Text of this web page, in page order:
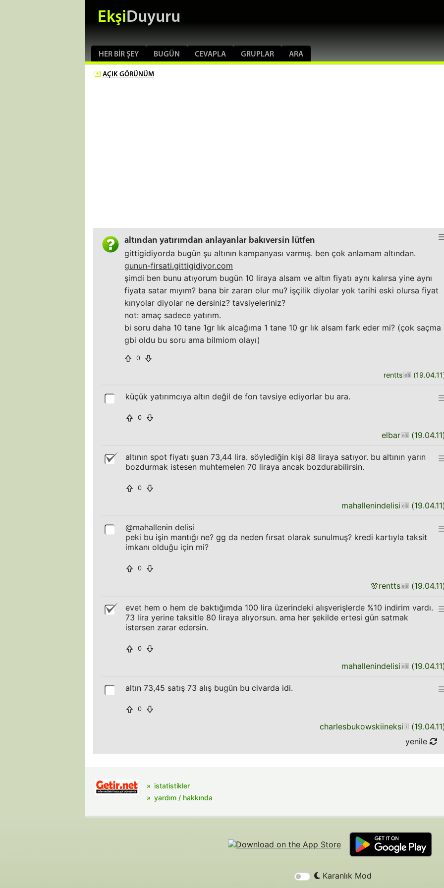
EkşiDuyuru
HER BIR ŞEY BUGÜN CEVAPLA GRUPLAR ARA
AÇIK GÖRÜNÜM
altından yatırımdan anlayanlar bakıversin lütfen
gittigidiyorda bugün şu altının kampanyası varmış. ben çok anlamam altından.
gunun-firsati.gittigidiyor.com
şimdi ben bunu atıyorum bugün 10 liraya alsam ve altın fiyatı aynı kalırsa yine aynı
fiyata satar mıyım? bana bir zararı olur mu? işçilik diyolar yok tarihi eski olursa fiyat
kırıyolar diyolar ne dersiniz? tavsiyeleriniz?
not: amaç sadece yatırım.
bi soru daha 10 tane 1gr lık alcağıma 1 tane 10 gr lık alsam fark eder mi? (çok saçma
gbi oldu bu soru ama bilmiom olayı)
0
rentts (19.04.11
küçük yatırımcıya altın değil de fon tavsiye ediyorlar bu ara.
0
elbar (19.04.11
altının spot fiyatı şuan 73,44 lira. söylediğin kişi 88 liraya satıyor. bu altının yarın
bozdurmak istesen muhtemelen 70 liraya ancak bozdurabilirsin.
0
mahallenindelisi (19.04.11
@mahallenin delisi
peki bu işin mantığı ne? gg da neden fırsat olarak sunulmuş? kredi kartıyla taksit
imkanı olduğu için mi?
0
🌸rentts (19.04.11
evet hem o hem de baktığımda 100 lira üzerindeki alışverişlerde %10 indirim vardı.
73 lira yerine taksitle 80 liraya alıyorsun. ama her şekilde ertesi gün satmak
istersen zarar edersin.
0
mahallenindelisi (19.04.11
altın 73,45 satış 73 alış bugün bu civarda idi.
0
charlesbukowskiineksi (19.04.11
yenile
istatistikler
yardım / hakkında
Karanlık Mod